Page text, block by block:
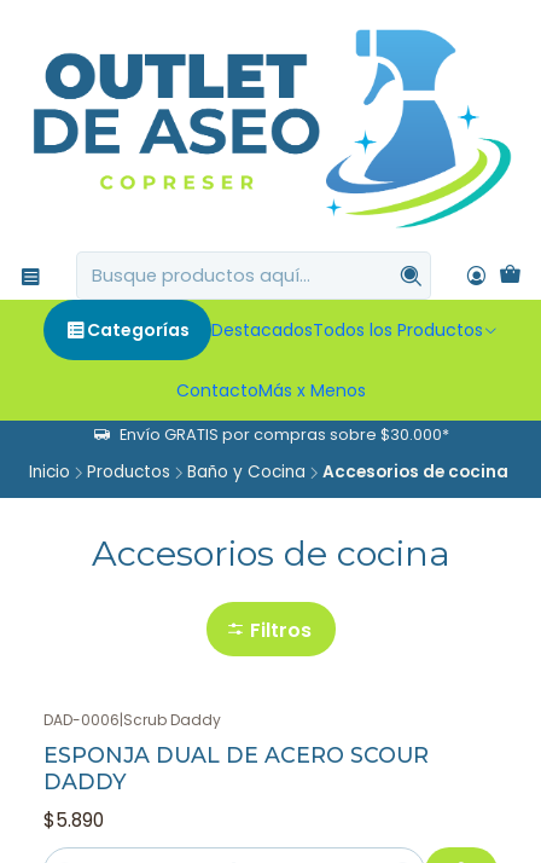
Categorías DestacadosTodos los Productos
ContactoMás x Menos
Envío GRATIS por compras sobre $30.000*
Inicio Productos Baño y Cocina Accesorios de cocina
Accesorios de cocina
Filtros
DAD-0006|Scrub Daddy
ESPONJA DUAL DE ACERO SCOUR
DADDY
$5.890